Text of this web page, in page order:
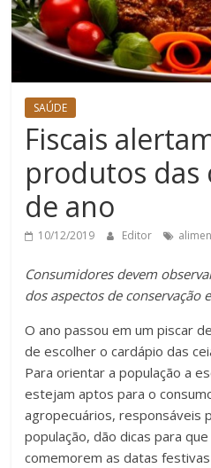
SAÚDE
Fiscais
produtos das
de ano
10/12/2019 Editor
Consumidores devem
dos aspectos de conservação
O ano passou em um piscar
de escolher o cardápio das
Para orientar a população a
estejam aptos para o
agropecuários, responsáveis
população, dão dicas para
comemorem as datas